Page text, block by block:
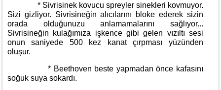
* Sivrisinek kovucu spreyler sinekleri kovmuyor.
Sizi gizliyor. Sivrisineğin alıcılarını bloke ederek sizin
orada olduğunuzu anlamamalarını sağlıyor...
Sivrisineğin kulağımıza işkence gibi gelen vızıltı sesi
onun saniyede 500 kez kanat çırpması yüzünden
oluşur.
* Beethoven beste yapmadan önce kafasını
soğuk suya sokardı.